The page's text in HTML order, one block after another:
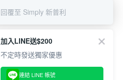
回覆至 Simply 新普利
加入LINE送$200
不定時發送獨家優惠
連結 LINE 帳號